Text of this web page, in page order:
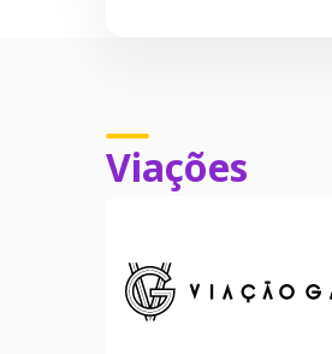
Viações